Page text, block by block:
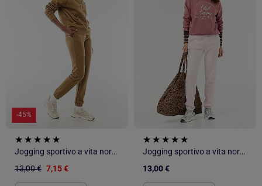
-45%
Jogging sportivo a vita normale
13,00 € 7,15 €
Jogging sportivo a vita normale
13,00 €